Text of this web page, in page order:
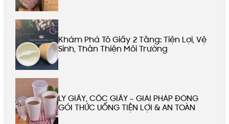
Khám Phá Tô Giấy 2 Tầng: Tiện Lợi, Vệ
Sinh, Thân Thiện Môi Trường
LY GIẤY, CỐC GIẤY – GIẢI PHÁP ĐÓNG
GÓI THỨC UỐNG TIỆN LỢI & AN TOÀN